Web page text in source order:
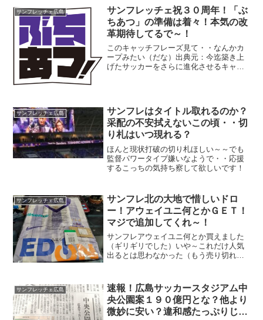
（もう諦めたら？）いろいろあるけ
ど・・やっぱサンフレが快勝せん...
サンフレッチェ広島
サンフレッチェ祝３０周年！「ぶ
ちあつ」の準備は着々！本気の改
革期待してるで～！
このキャッチフレーズ見て・・なんかカ
ープみたい（だな）出典元：今迄築き上
げたサッカーをさらに進化させるキャッ
サンフレッチェ広島
サンフレはタイトル取れるのか？
采配の不安拭えないこの頃・・切
り札はいつ現れる？
ほんと現状打破の切り札ほしい～～でも
監督パワータイプ嫌いなようで・・応援
するこっちの気持ち察して欲しいです！
サンフレッチェ広島
サンフレ北の大地で惜しいドロ
ー！アウェイユニ何とかＧＥＴ！
マジで追加してくれ～！
サンフレアウェイユニ何とか買えました
（ギリギリでした）いや～これだけ人気
出るとは思わなかった（もう売り切れだ
からね）じゃがの～売れるモノ追加生産
する気はないのか？サンフ...
サンフレッチェ広島
速報！広島サッカースタジアム中
央公園案１９０億円とな？他より
微妙に安い？違和感たっぷりじ